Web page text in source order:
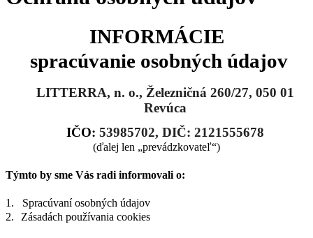
INFORMÁCIE
spracúvanie osobných údajov
LITTERRA, n. o., Železničná 260/27, 050 01
Revúca
IČO: 53985702, DIČ: 2121555678
(ďalej len „prevádzkovateľ“)
Týmto by sme Vás radi informovali o:
1.
Spracúvaní osobných údajov
2.
Zásadách používania cookies